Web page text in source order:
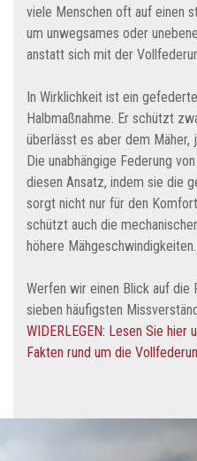
viele Menschen oft auf einen
um unwegsames oder
anstatt sich mit der
In Wirklichkeit ist ein
Halbmaßnahme. Er schützt
überlässt es aber dem Mäher,
Die unabhängige Federung
diesen Ansatz, indem sie die
sorgt nicht nur für den
schützt auch die
höhere Mähgeschwindigkeiten.
Werfen wir einen Blick auf die
sieben häufigsten
WIDERLEGEN: Lesen Sie
Fakten rund um die